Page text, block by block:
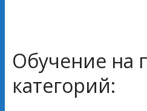
Обучение на
категорий: